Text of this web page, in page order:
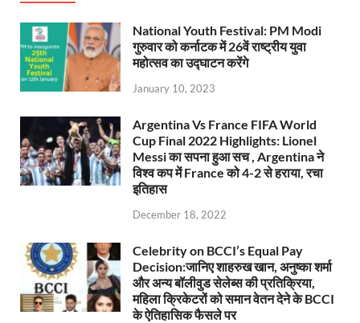
National Youth Festival: PM Modi
गुरुवार को कर्नाटक में 26वें राष्ट्रीय युवा
महोत्सव का उद्घाटन करेंगे
January 10, 2023
Argentina Vs France FIFA World
Cup Final 2022 Highlights: Lionel
Messi का सपना हुआ सच , Argentina ने
विश्व कप में France को 4-2 से हराया, रचा
इतिहास
December 18, 2022
Celebrity on BCCI’s Equal Pay
Decision:जानिए शाहरुख खान, अनुष्का शर्मा
और अन्य बॉलीवुड सेलेब्स की प्रतिक्रिया,
महिला क्रिकेटरों को समान वेतन देने के BCCI
के ऐतिहासिक फैसले पर